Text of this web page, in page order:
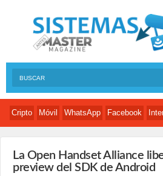
Cripto Móvil WhatsApp Facebook
La Open Handset Alliance
preview del SDK de Android